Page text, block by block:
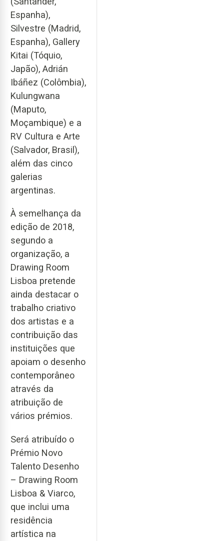
Espanha),
Silvestre (Madrid,
Espanha), Gallery
Kitai (Tóquio,
Japão), Adrián
Ibáñez (Colômbia),
Kulungwana
(Maputo,
Moçambique) e a
RV Cultura e Arte
(Salvador, Brasil),
além das cinco
galerias
argentinas.
À semelhança da
edição de 2018,
segundo a
organização, a
Drawing Room
Lisboa pretende
ainda destacar o
trabalho criativo
dos artistas e a
contribuição das
instituições que
apoiam o desenho
contemporâneo
através da
atribuição de
vários prémios.
Será atribuído o
Prémio Novo
Talento Desenho
– Drawing Room
Lisboa & Viarco,
que inclui uma
residência
artística na